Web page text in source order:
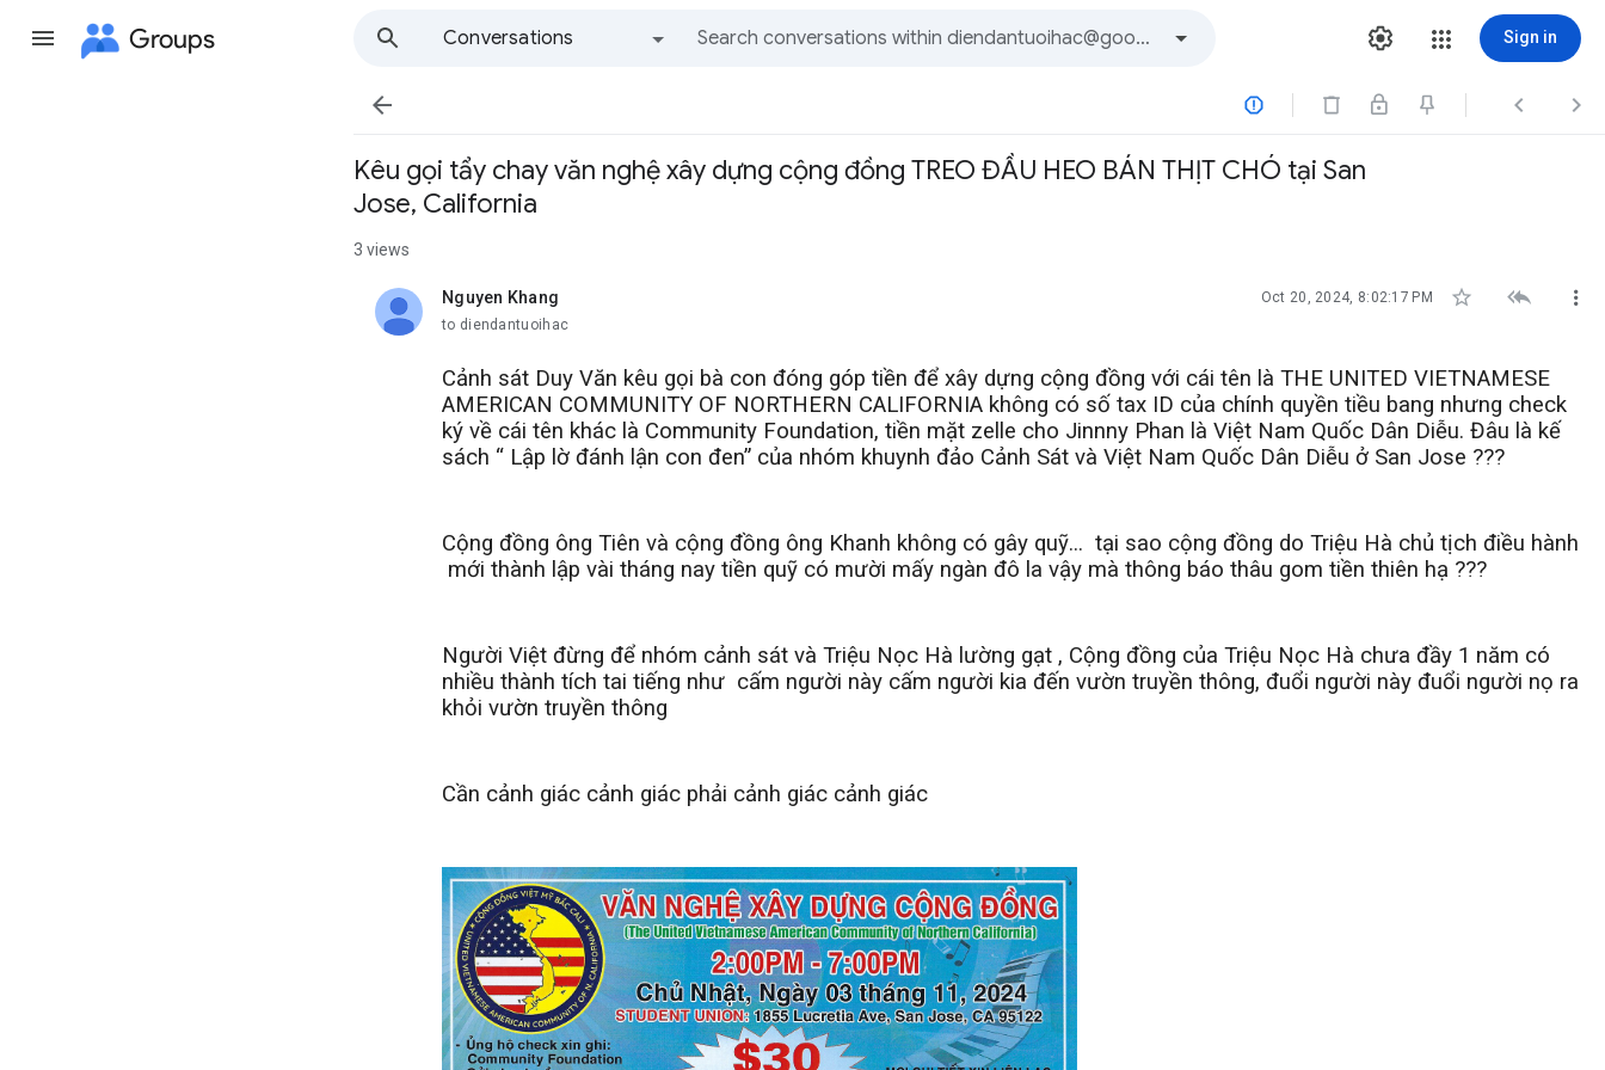
Groups
Conversations
Sign in
   
Kêu gọi tẩy chay văn nghệ xây dựng cộng đồng TREO ĐẦU HEO BÁN THỊT CHÓ tại San
Jose, California
3 views
Nguyen Khang
unread, Oct 20, 2024, 8:02:17 PM   
to diendantuoihac
Cảnh sát Duy Văn kêu gọi bà con đóng góp tiền để xây dựng cộng đồng với cái tên là THE UNITED VIETNAMESE
AMERICAN COMMUNITY OF NORTHERN CALIFORNIA không có số tax ID của chính quyền tiều bang nhưng check
ký về cái tên khác là Community Foundation, tiền mặt zelle cho Jinnny Phan là Việt Nam Quốc Dân Diễu. Đâu là kế
sách “ Lập lờ đánh lận con đen” của nhóm khuynh đảo Cảnh Sát và Việt Nam Quốc Dân Diễu ở San Jose ???
Cộng đồng ông Tiên và cộng đồng ông Khanh không có gây quỹ... tại sao cộng đồng do Triệu Hà chủ tịch điều hành
mới thành lập vài tháng nay tiền quỹ có mười mấy ngàn đô la vậy mà thông báo thâu gom tiền thiên hạ ???
Người Việt đừng để nhóm cảnh sát và Triệu Nọc Hà lường gạt , Cộng đồng của Triệu Nọc Hà chưa đầy 1 năm có
nhiều thành tích tai tiếng như cấm người này cấm người kia đến vườn truyền thông, đuổi người này đuổi người nọ ra
khỏi vườn truyền thông
Cần cảnh giác cảnh giác phải cảnh giác cảnh giác